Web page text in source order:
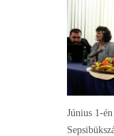
Június 1-